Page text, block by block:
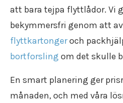
Flyttfirma Tyresö
Flyttfirma utomlands
Flyttfirma Vimmerby
Flyttfirma Vingåker
Flyttfirma Åkers Styckebruk
Flyttfirma Åtvidaberg
att bara tejpa flyttlådor. Vi
bekymmersfri genom att
flyttkartongeroch
bortforsling om det skulle
En smart planering ger
månaden, och med våra